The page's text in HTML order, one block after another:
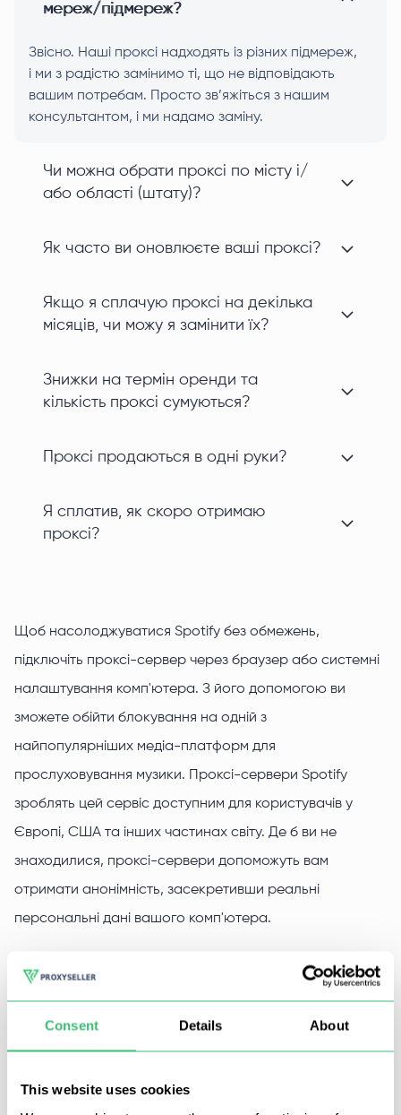
Consent Details About
This website uses cookies
мереж/підмереж?
Звісно. Наші проксі надходять із різних підмереж,
і ми з радістю замінимо ті, що не відповідають
вашим потребам. Просто зв’яжіться з нашим
консультантом, і ми надамо заміну.
Чи можна обрати проксі по місту і/
або області (штату)?
Як часто ви оновлюєте ваші проксі?
Якщо я сплачую проксі на декілька
місяців, чи можу я замінити їх?
Знижки на термін оренди та
кількість проксі сумуються?
Проксі продаються в одні руки?
Я сплатив, як скоро отримаю
проксі?
Щоб насолоджуватися Spotify без обмежень,
підключіть проксі-сервер через браузер або системні
налаштування комп'ютера. З його допомогою ви
зможете обійти блокування на одній з
найпопулярніших медіа-платформ для
прослуховування музики. Проксі-сервери Spotify
зроблять цей сервіс доступним для користувачів у
Європі, США та інших частинах світу. Де б ви не
знаходилися, проксі-сервери допоможуть вам
отримати анонімність, засекретивши реальні
персональні дані вашого комп'ютера.
Купити проксі-сервери для Spotify можна в компанії
Proxy-Seller. Вибрані проксі-сервери стануть вам
доступні протягом 3 хвилин після оплати замовлення.
Чому варто купити проксі для